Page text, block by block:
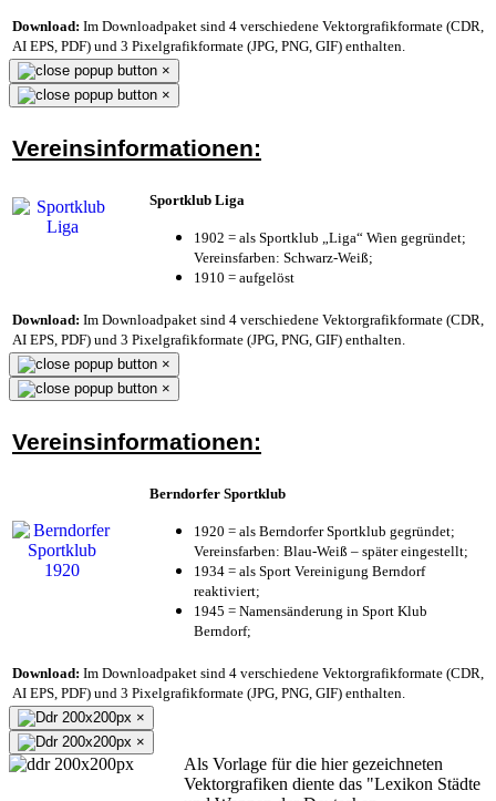
Download: Im Downloadpaket sind 4 verschiedene Vektorgrafikformate (CDR,
AI EPS, PDF) und 3 Pixelgrafikformate (JPG, PNG, GIF) enthalten.
×
×
Vereinsinformationen:
Sportklub Liga
1902 = als Sportklub „Liga“ Wien gegründet;
Vereinsfarben: Schwarz-Weiß;
1910 = aufgelöst
Download: Im Downloadpaket sind 4 verschiedene Vektorgrafikformate (CDR,
AI EPS, PDF) und 3 Pixelgrafikformate (JPG, PNG, GIF) enthalten.
×
×
Vereinsinformationen:
Berndorfer Sportklub
1920 = als Berndorfer Sportklub gegründet;
Vereinsfarben: Blau-Weiß – später eingestellt;
1934 = als Sport Vereinigung Berndorf
reaktiviert;
1945 = Namensänderung in Sport Klub
Berndorf;
Download: Im Downloadpaket sind 4 verschiedene Vektorgrafikformate (CDR,
AI EPS, PDF) und 3 Pixelgrafikformate (JPG, PNG, GIF) enthalten.
×
×
Als Vorlage für die hier gezeichneten
Vektorgrafiken diente das "Lexikon Städte